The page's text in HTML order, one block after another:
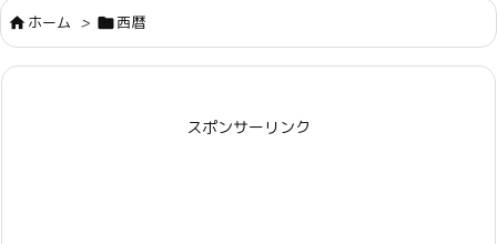
サイド

前へ
ホーム > 西暦
スポンサーリンク